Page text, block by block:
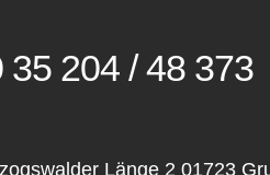
35 204 / 48 373
Länge 2 01723